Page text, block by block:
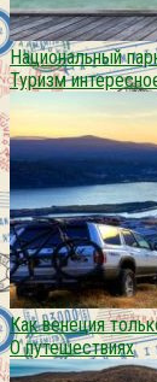
Национальный
Туризм
Как венеция
О путешествиях